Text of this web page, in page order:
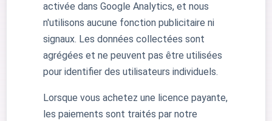
activée dans Google Analytics, et nous
n'utilisons aucune fonction publicitaire ni
signaux. Les données collectées sont
agrégées et ne peuvent pas être utilisées
pour identifier des utilisateurs individuels.
Lorsque vous achetez une licence payante,
les paiements sont traités par notre